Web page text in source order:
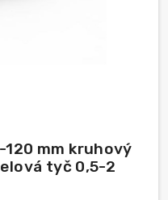
mm kruhový
tyč 0,5-2